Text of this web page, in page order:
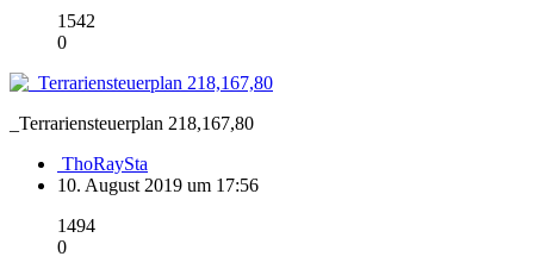
1542
0
_Terrariensteuerplan 218,167,80
ThoRaySta
10. August 2019 um 17:56
1494
0